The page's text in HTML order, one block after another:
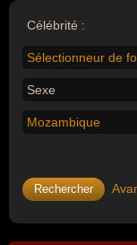
Célébrité :
Sélectionneur de
Sexe
Mozambique